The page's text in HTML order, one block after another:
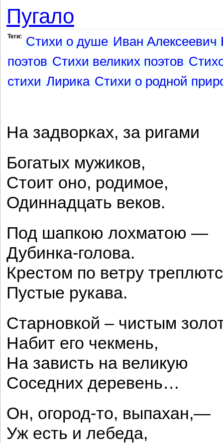
Пугало
Теги: Стихи о душе Иван Алексеевич
поэтов Стихи великих поэтов
стихи Лирика Стихи о родной
На задворках, за ригами
Богатых мужиков,
Стоит оно, родимое,
Одиннадцать веков.
Под шапкою лохматою —
Дубинка-голова.
Крестом по ветру
Пустые рукава.
Старновкой – чистым
Набит его чекмень,
На зависть на великую
Соседних деревень…
Он, огород-то, выпахан,—
Уж есть и лебеда,